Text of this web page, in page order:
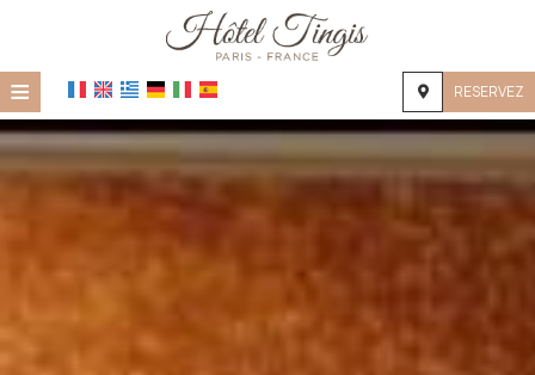
≡ RESERVEZ
ACCUEIL
EMPLACEMENT
INSTALLATIONS
GALERIE